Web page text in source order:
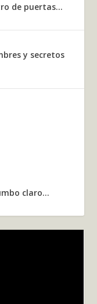
de puertas...
y secretos
claro...